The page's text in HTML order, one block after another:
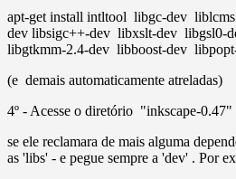
apt-get install intltool libgc-dev
dev libsigc++-dev libxslt-dev libgsl0-
libgtkmm-2.4-dev libboost-dev
(e demais automaticamente atreladas)
4º - Acesse o diretório "inkscape-
se ele reclamara de mais alguma
as 'libs' - e pegue sempre a 'dev' . Por